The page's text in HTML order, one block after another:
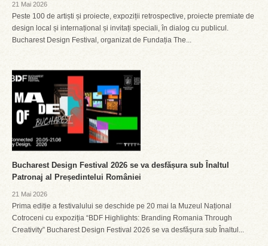
21 Mai 2026
Peste 100 de artiști și proiecte, expoziții retrospective, proiecte premiate de
design local și internațional și invitați speciali, în dialog cu publicul.
Bucharest Design Festival, organizat de Fundația The...
Bucharest Design Festival 2026 se va desfășura sub Înaltul
Patronaj al Președintelui României
21 Mai 2026
Prima ediție a festivalului se deschide pe 20 mai la Muzeul Național
Cotroceni cu expoziția “BDF Highlights: Branding Romania Through
Creativity” Bucharest Design Festival 2026 se va desfășura sub Înaltul...